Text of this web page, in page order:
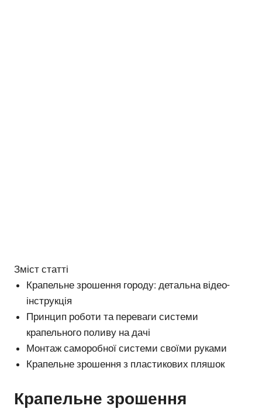
Зміст статті
Крапельне зрошення городу: детальна відео-
інструкція
Принцип роботи та переваги системи
крапельного поливу на дачі
Монтаж саморобної системи своїми руками
Крапельне зрошення з пластикових пляшок
Крапельне зрошення